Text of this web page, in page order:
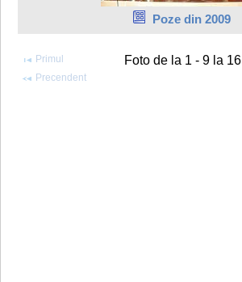
Poze din 2009
Primul
Precendent
Foto de la 1 - 9 la 16